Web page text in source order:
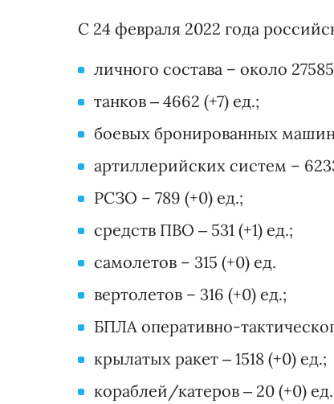
С 24 февраля 2022 года
личного состава – около
танков ‒ 4662 (+7) ед.;
боевых бронированных машин
артиллерийских систем –
РСЗО – 789 (+0) ед.;
средств ПВО ‒ 531 (+1) ед.;
самолетов – 315 (+0) ед.
вертолетов – 316 (+0) ед.;
БПЛА оперативно-
крылатых ракет ‒ 1518 (+0) ед.;
кораблей/катеров ‒ 20 (+0)